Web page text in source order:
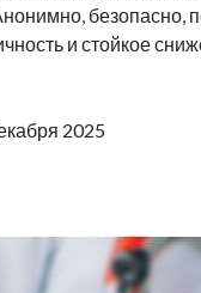
безопасно,
и стойкое
2025